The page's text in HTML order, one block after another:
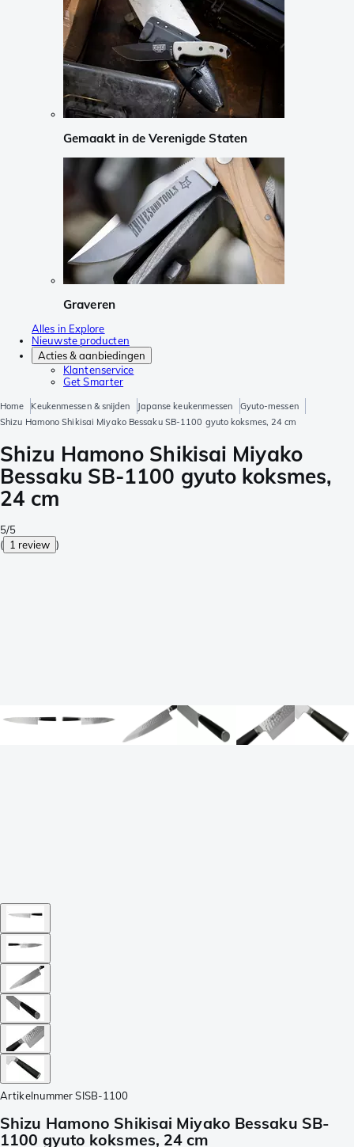
Gemaakt in de Verenigde Staten
Graveren
Alles in Explore
Nieuwste producten
Acties & aanbiedingen
Klantenservice
Get Smarter
Home Keukenmessen & snijden Japanse keukenmessen
Gyuto-messen
Shizu Hamono Shikisai Miyako Bessaku SB-1100 gyuto koksmes, 24 cm
Shizu Hamono Shikisai Miyako
Bessaku SB-1100 gyuto koksmes,
24 cm
5/5
( 1 review )
Artikelnummer SISB-1100
Shizu Hamono Shikisai Miyako Bessaku SB-
1100 gyuto koksmes, 24 cm